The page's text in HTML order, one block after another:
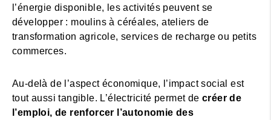
l’énergie disponible, les activités peuvent se
développer : moulins à céréales, ateliers de
transformation agricole, services de recharge ou petits
commerces.
Au-delà de l’aspect économique, l’impact social est
tout aussi tangible. L’électricité permet de créer de
l’emploi, de renforcer l’autonomie des